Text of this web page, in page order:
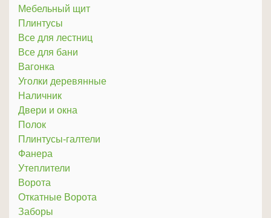
Мебельный щит
Плинтусы
Все для лестниц
Все для бани
Вагонка
Уголки деревянные
Наличник
Двери и окна
Полок
Плинтусы-галтели
Фанера
Утеплители
Ворота
Откатные Ворота
Заборы